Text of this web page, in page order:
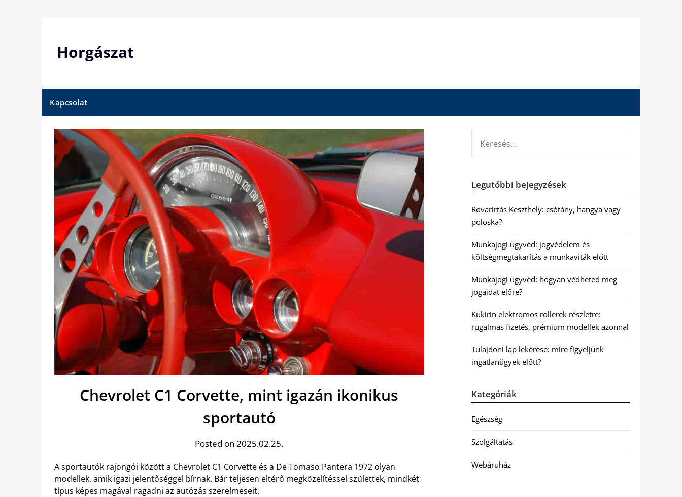
Horgászat
Kapcsolat
Chevrolet C1 Corvette, mint igazán ikonikus
sportautó
Posted on 2025.02.25.
A sportautók rajongói között a Chevrolet C1 Corvette és a De Tomaso Pantera 1972 olyan
modellek, amik igazi jelentőséggel bírnak. Bár teljesen eltérő megközelítéssel születtek, mindkét
típus képes magával ragadni az autózás szerelmeseit.
Legutóbbi bejegyzések
Rovarirtás Keszthely: csótány, hangya vagy
poloska?
Munkajogi ügyvéd: jogvédelem és
költségmegtakarítás a munkaviták előtt
Munkajogi ügyvéd: hogyan védheted meg
jogaidat előre?
Kukirin elektromos rollerek részletre:
rugalmas fizetés, prémium modellek azonnal
Tulajdoni lap lekérése: mire figyeljünk
ingatlanügyek előtt?
Kategóriák
Egészség
Szolgáltatás
Webáruház